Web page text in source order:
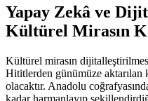
Yapay Zekâ ve
Kültürel Mirasın
Kültürel mirasın
Hititlerden günümüze aktarılan
olacaktır. Anadolu
kadar harmanlayıp